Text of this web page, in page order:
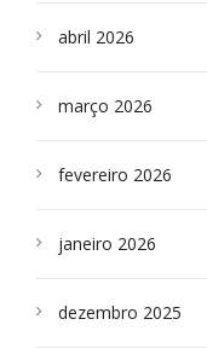
abril 2026
março 2026
fevereiro 2026
janeiro 2026
dezembro 2025